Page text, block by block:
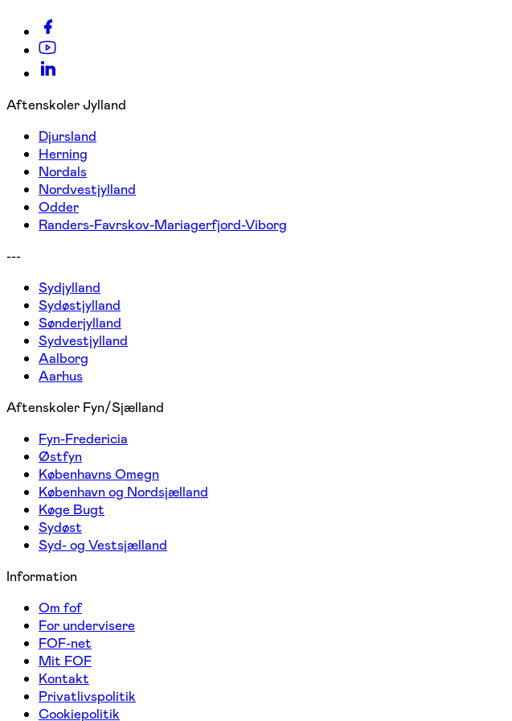
Aftenskoler Jylland
Djursland
Herning
Nordals
Nordvestjylland
Odder
Randers-Favrskov-Mariagerfjord-Viborg
---
Sydjylland
Sydøstjylland
Sønderjylland
Sydvestjylland
Aalborg
Aarhus
Aftenskoler Fyn/Sjælland
Fyn-Fredericia
Østfyn
Københavns Omegn
København og Nordsjælland
Køge Bugt
Sydøst
Syd- og Vestsjælland
Information
Om fof
For undervisere
FOF-net
Mit FOF
Kontakt
Privatlivspolitik
Cookiepolitik